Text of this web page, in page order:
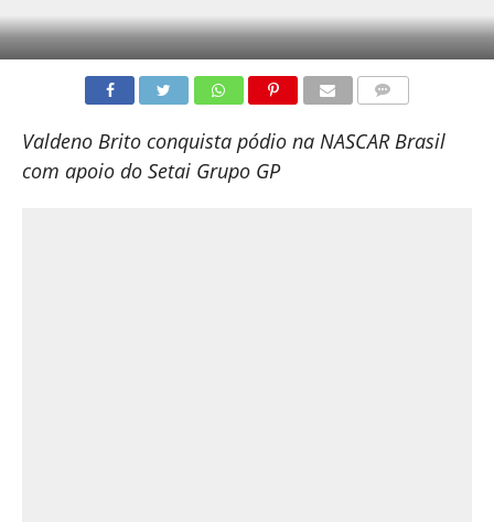
Valdeno Brito conquista pódio na NASCAR Brasil
com apoio do Setai Grupo GP